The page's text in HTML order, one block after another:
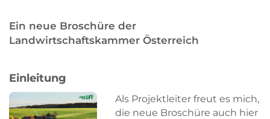
Ein neue Broschüre der
Landwirtschaftskammer Österreich
Einleitung
Als Projektleiter freut es mich,
die neue Broschüre auch hier